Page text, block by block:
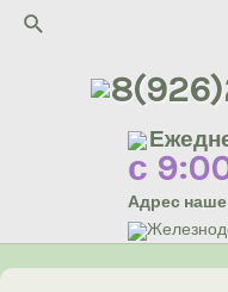
Перейти
Поиск
с
Адрес